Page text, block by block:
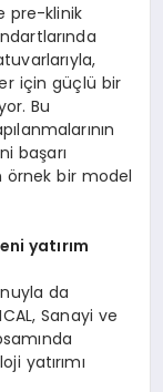
pre-klinik
için güçlü bir
Bu
başarı
örnek bir model
yatırım
da
Sanayi ve
yatırımı